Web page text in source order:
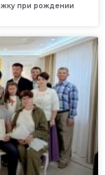
при рождении